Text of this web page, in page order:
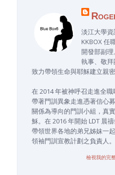
淡江大學
KKBOX 任
開發部副
執事、敬拜
致力帶領生命與耶穌建立親密
在 2014 年被神呼召走進全職
帶著門訓異象走進憑著信心
關係為導向的門訓小組，真
穌。在 2016 年開始 LDT 晨
帶領世界各地的弟兄姊妹一
領袖門訓宣教計劃之負責人。
檢視我的完